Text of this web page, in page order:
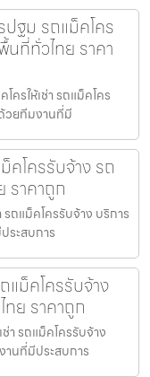
ปฐม รถแม็คโคร
นที่ทั่วไทย ราคา
ครให้เช่า รถแม็คโคร
วยทีมงานที่มี
คโครรับจ้าง รถ
ราคาถูก
รถแม็คโครรับจ้าง บริการ
ระสบการ
ม็คโครรับจ้าง
ทย ราคาถูก
า รถแม็คโครรับจ้าง
านที่มีประสบการ